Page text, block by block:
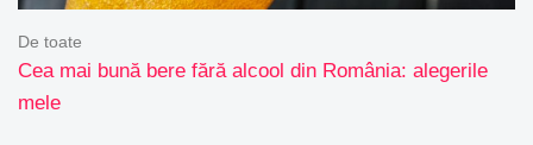
Cea mai bună bere fără alcool din România: alegerile
mele
De toate